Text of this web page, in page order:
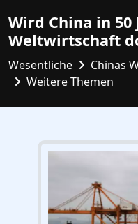
Wird China in 50
Weltwirtschaft
Wesentliche
Chinas
Weitere Themen